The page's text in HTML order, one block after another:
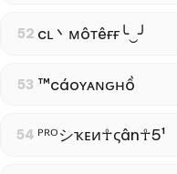
52 cʟ丶мôтêғғ╰‿╯
53 ™cáoʏᴀɴԍнồ
54 ᴾᴿᴼシҡᴇи☥ςân☥5¹